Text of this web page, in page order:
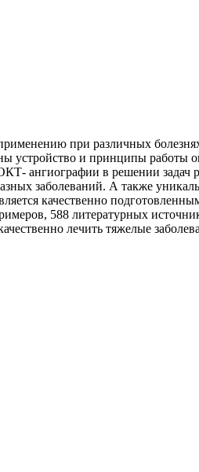
при различных
устройство и принципы работы
ангиографии в решении задач
заболеваний. А также
качественно
588 литературных
лечить тяжелые